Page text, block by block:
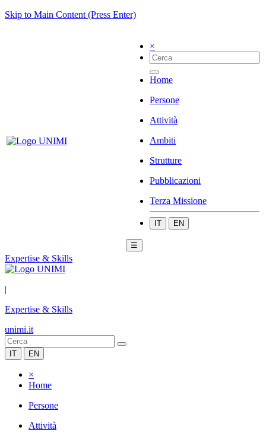
Skip to Main Content (Press Enter)
×
Home
Persone
Attività
Ambiti
Strutture
Pubblicazioni
Terza Missione
IT EN
☰
Expertise & Skills
|
Expertise & Skills
unimi.it
IT EN
×
Home
Persone
Attività